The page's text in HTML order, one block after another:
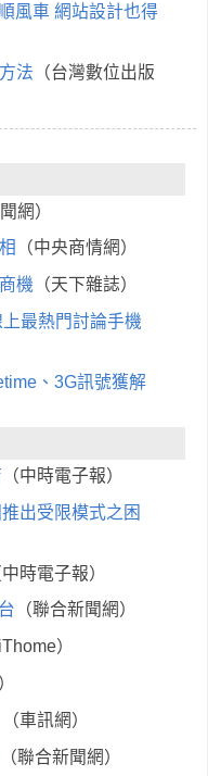
風車 網站設計也得
法 （台灣數位出版
網）
（中央商情網）
機 （天下雜誌）
最熱門討論手機
、3G訊號獲解
（中時電子報）
出受限模式之困
中時電子報）
（聯合新聞網）
）
（車訊網）
（聯合新聞網）